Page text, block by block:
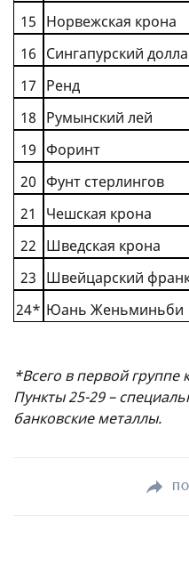
15 Норвежская крона
16 Сингапурский
17 Ренд
18 Румынский лей
19 Форинт
20 Фунт стерлингов
21
Чешская крона
22 Шведская крона
23 Швейцарский
24* Юань Женьминьби
*Всего в первой группе
Пункты 25-29 –
банковские металлы.